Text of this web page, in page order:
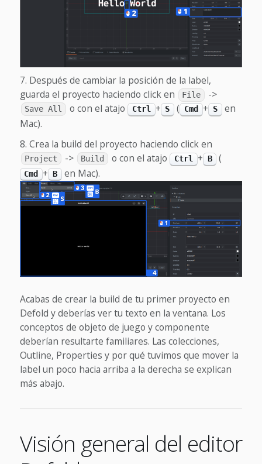
Después de cambiar la posición de la label,
guarda el proyecto haciendo click en
File ->
Save All o con el atajo Ctrl + S ( Cmd + S en
Mac).
Crea la build del proyecto haciendo click en
Project -> Build o con el atajo Ctrl + B (
Cmd + B en Mac).
Acabas de crear la build de tu primer proyecto en
Defold y deberías ver tu texto en la ventana. Los
conceptos de objeto de juego y componente
deberían resultarte familiares. Las colecciones,
Outline, Properties y por qué tuvimos que mover la
label un poco hacia arriba a la derecha se explican
más abajo.
Visión general del editor